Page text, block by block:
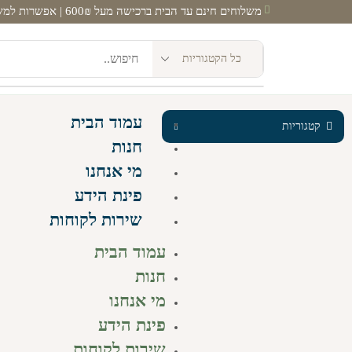
משלוחים חינם עד הבית ברכישה מעל 600₪ | אפשרות למשלוח מהיום להיום! |
קטגוריות
עמוד הבית
חנות
מי אנחנו
פינת הידע
שירות לקוחות
עמוד הבית
חנות
מי אנחנו
פינת הידע